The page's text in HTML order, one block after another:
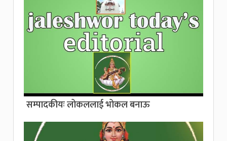
सम्पादकीयः लोकललाई भोकल बनाऊ